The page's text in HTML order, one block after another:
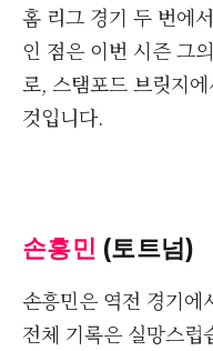
홈 리그 경기 두 번에
인 점은 이번 시즌 그
로, 스탬포드 브릿지
것입니다.
손흥민 (토트넘)
손흥민은 역전 경기에
전체 기록은 실망스